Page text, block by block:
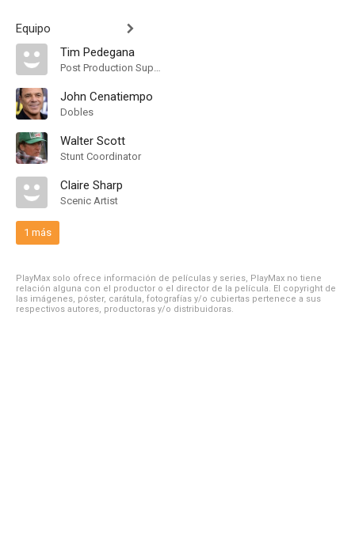
Equipo
Tim Pedegana
Post Production Supervisor
John Cenatiempo
Dobles
Walter Scott
Stunt Coordinator
Claire Sharp
Scenic Artist
1 más
PlayMax solo ofrece información de películas y series, PlayMax no tiene
relación alguna con el productor o el director de la película. El copyright de
las imágenes, póster, carátula, fotografías y/o cubiertas pertenece a sus
respectivos autores, productoras y/o distribuidoras.